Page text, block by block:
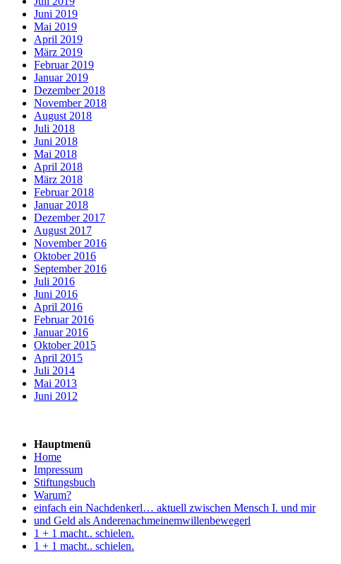
Juni 2019
Mai 2019
April 2019
März 2019
Februar 2019
Januar 2019
Dezember 2018
November 2018
August 2018
Juli 2018
Juni 2018
Mai 2018
April 2018
März 2018
Februar 2018
Januar 2018
Dezember 2017
August 2017
November 2016
Oktober 2016
September 2016
Juli 2016
Juni 2016
April 2016
Februar 2016
Januar 2016
Oktober 2015
April 2015
Juli 2014
Mai 2013
Juni 2012
Hauptmenü
Home
Impressum
Stiftungsbuch
Warum?
einfach ein Nachdenkerl… aktuell zwischen Mensch I. und mir
und Geld als Anderenachmeinemwillenbewegerl
1 + 1 macht.. schielen.
1 + 1 macht.. schielen.